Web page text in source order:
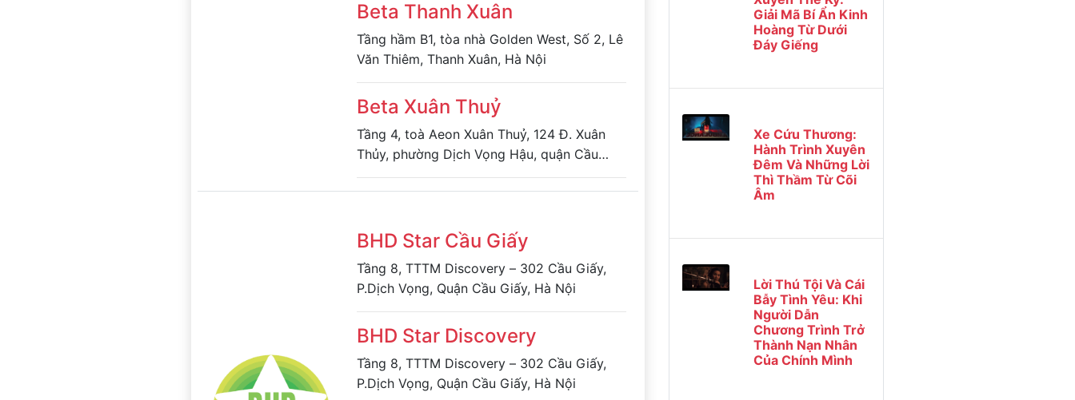
Beta Thanh Xuân
Tầng hầm B1, tòa nhà Golden West, Số 2, Lê
Văn Thiêm, Thanh Xuân, Hà Nội
Beta Xuân Thuỷ
Tầng 4, toà Aeon Xuân Thuỷ, 124 Đ. Xuân
Thủy, phường Dịch Vọng Hậu, quận Cầu
Giấy, Hà Nội
BHD Star Cầu Giấy
Tầng 8, TTTM Discovery – 302 Cầu Giấy,
P.Dịch Vọng, Quận Cầu Giấy, Hà Nội
BHD Star Discovery
Tầng 8, TTTM Discovery – 302 Cầu Giấy,
P.Dịch Vọng, Quận Cầu Giấy, Hà Nội
Giải Mã Bí Ẩn Kinh
Hoàng Từ Dưới
Đáy Giếng
Xe Cứu Thương:
Hành Trình Xuyên
Đêm Và Những Lời
Thì Thầm Từ Cõi
Âm
Lời Thú Tội Và Cái
Bẫy Tình Yêu: Khi
Người Dẫn
Chương Trình Trở
Thành Nạn Nhân
Của Chính Mình